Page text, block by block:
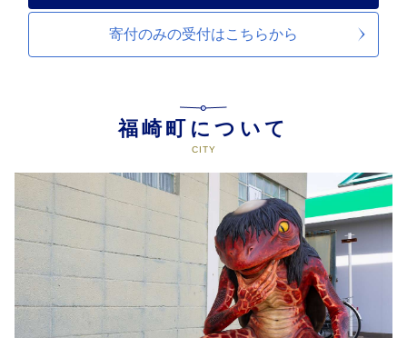
寄付のみの受付はこちらから
福崎町について